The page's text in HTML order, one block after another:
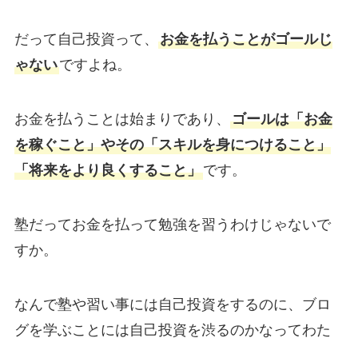
だって自己投資って、 お金を払うことがゴールじ
ゃないですよね。
お金を払うことは始まりであり、 ゴールは「お金
を稼ぐこと」やその「スキルを身につけること」
「将来をより良くすること」です。
塾だってお金を払って勉強を習うわけじゃないで
すか。
なんで塾や習い事には自己投資をするのに、ブロ
グを学ぶことには自己投資を渋るのかなってわた